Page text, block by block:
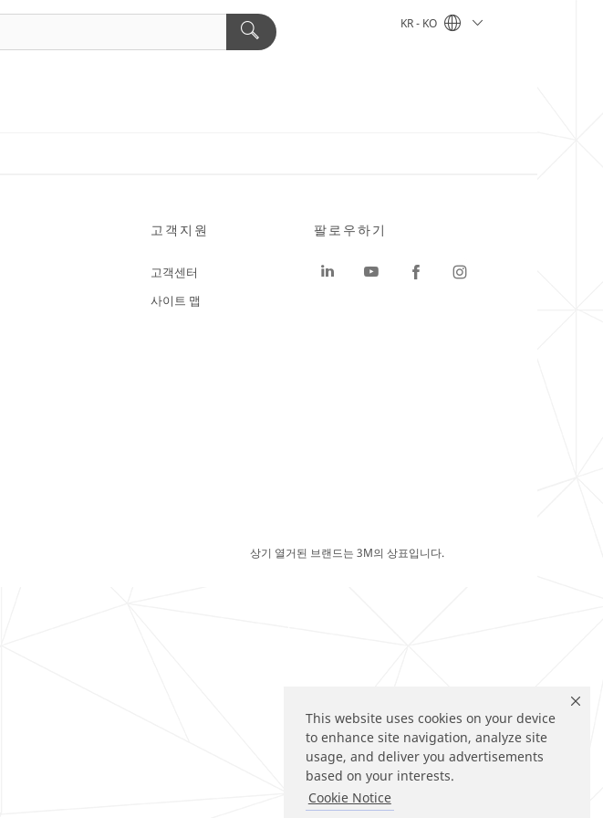
This website uses cookies on your device
to enhance site navigation, analyze site
usage, and deliver you advertisements
based on your interests.
Cookie Notice
KR - KO
고객지원
고객센터
사이트 맵
팔로우하기
상기 열거된 브랜드는 3M의 상표입니다.